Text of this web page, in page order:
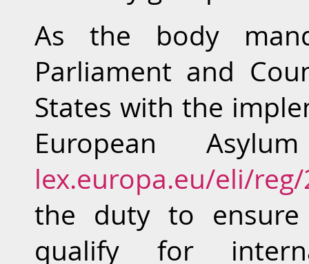
As the body
Parliament and
States with the
European
lex.europa.eu/eli/
the duty to
qualify for